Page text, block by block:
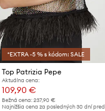
*EXTRA -5 % s kódom: SALE
Top Patrizia Pepe
Aktuálna cena:
109,90 €
Bežná cena:237,90 €
Najnižšia cena za posledných 30 dní pred